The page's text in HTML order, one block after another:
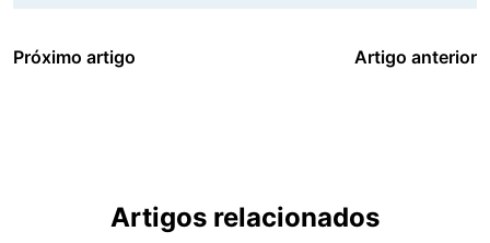
Próximo artigo Artigo anterior
Artigos relacionados